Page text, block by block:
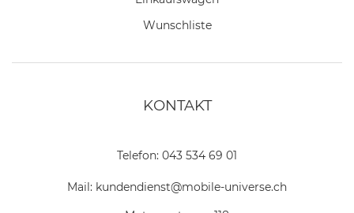
Wunschliste
KONTAKT
Telefon: 043 534 69 01
Mail: kundendienst@mobile-universe.ch